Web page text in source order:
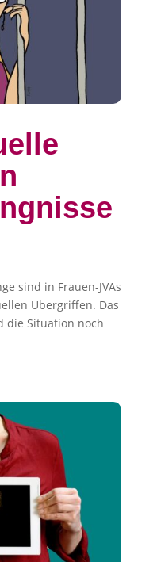
sind in Frauen-JVAs
Übergriffen. Das
die Situation noch